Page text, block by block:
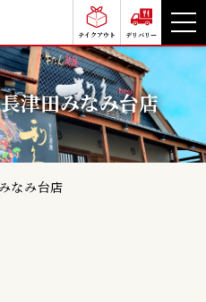
テイクアウト デリバリー
津田みなみ台店
なみ台店